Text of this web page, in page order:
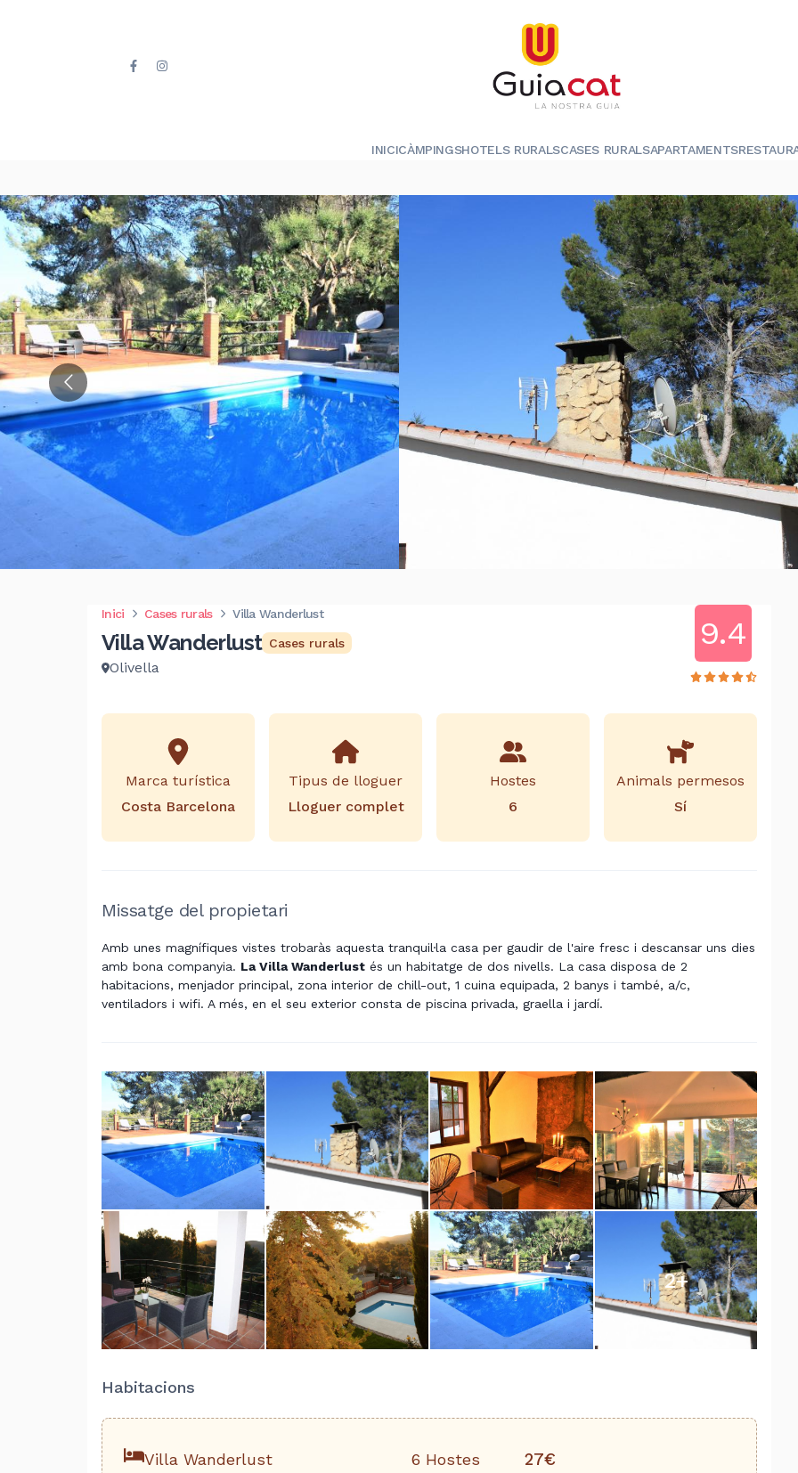
INICICÀMPINGSHOTELS RURALSCASES RURALSAPARTAMENTS
Inici Cases rurals Villa Wanderlust
Villa Wanderlust Cases rurals
Olivella
9.4
Marca turística
Costa Barcelona
Tipus de lloguer
Lloguer complet
Hostes
6
Animals permesos
Sí
Missatge del propietari
Amb unes magnífiques vistes trobaràs aquesta tranquil·la casa per gaudir de l'aire fresc i descansar uns dies
amb bona companyia. LaVilla Wanderlust és un habitatge de dos nivells. La casa disposa de 2
habitacions, menjador principal, zona interior de chill-out, 1 cuina equipada, 2 banys i també, a/c,
ventiladors i wifi. A més, en el seu exterior consta de piscina privada, graella i jardí.
2+
Habitacions
Villa Wanderlust 6 Hostes 27€